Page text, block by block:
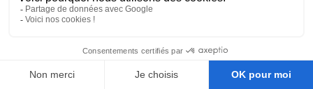
Capteur d'arbre à cames BMW
Capteur de niveau d'huile BMW
Émetteur de contrôle de pression RDC BMW